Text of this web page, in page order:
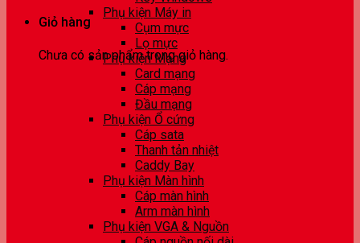
Giỏ hàng
Chưa có sản phẩm trong giỏ hàng.
Phụ kiện Máy in
Cụm mực
Lọ mực
Phụ kiện Mạng
Card mạng
Cáp mạng
Đầu mạng
Phụ kiện Ổ cứng
Cáp sata
Thanh tản nhiệt
Caddy Bay
Phụ kiện Màn hình
Cáp màn hình
Arm màn hình
Phụ kiện VGA & Nguồn